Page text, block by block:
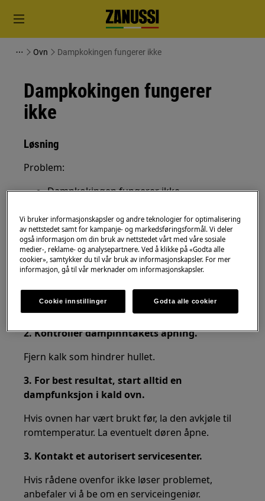
Ovn Dampkokingen fungerer ikke
Dampkokingen fungerer
ikke
Løsning
Problem:
Dampkokingen fungerer ikke
dampfunksjon er dårlige
Gjelder:
integrert dampovn
2. Kontroller dampinntakets åpning.
Fjern kalk som hindrer hullet.
3. For best resultat, start alltid en
dampfunksjon i kald ovn.
Hvis ovnen har vært brukt før, la den avkjøle til
romtemperatur. La eventuelt døren åpne.
3. Kontakt et autorisert servicesenter.
Hvis rådene ovenfor ikke løser problemet,
anbefaler vi å be om en serviceingeniør.
Vi bruker informasjonskapsler og andre teknologier for optimalisering
av nettstedet samt for kampanje- og markedsføringsformål. Vi deler
også informasjon om din bruk av nettstedet vårt med våre sosiale
medier-, reklame- og analysepartnere. Ved å klikke på «Godta alle
cookier», samtykker du til vår bruk av informasjonskapsler. For mer
informasjon, gå til vår merknader om informasjonskapsler.
Cookie innstillinger Godta alle cookier